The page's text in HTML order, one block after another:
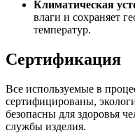
Климатическая
влаги и сохраняет
температур.
Сертификация
Все используемые в
сертифицированы,
безопасны для здоровья
службы изделия.